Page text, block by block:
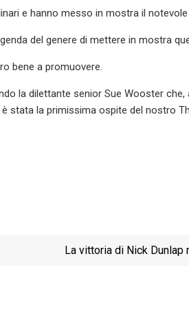
e hanno messo in mostra il
del genere di mettere in mostra
bene a promuovere.
la dilettante senior Sue Wooster
stata la primissima ospite del nostro
La vittoria di Nick Dunlap